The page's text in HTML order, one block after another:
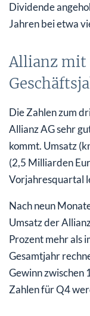
Dividende
Jahren bei etwa
Allianz mit
Die Zahlen zum
Allianz AG sehr
kommt. Umsatz
(2,5 Milliarden
Vorjahresquartal
Nach neun
Umsatz der
Prozent mehr als
Gesamtjahr
Gewinn zwischen
Zahlen für Q4